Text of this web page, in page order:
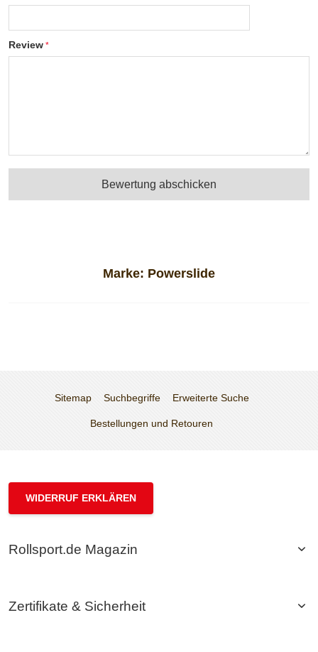
Marke: Powerslide
Review
Bewertung abschicken
Sitemap Suchbegriffe Erweiterte Suche
Bestellungen und Retouren
WIDERRUF ERKLÄREN
Rollsport.de Magazin
Zertifikate & Sicherheit